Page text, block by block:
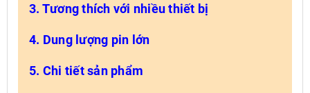
3. Tương thích với nhiều thiết bị
4. Dung lượng pin lớn
5. Chi tiết sản phẩm